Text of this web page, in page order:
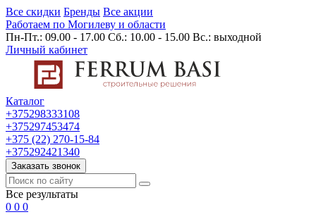
Все скидки Бренды Все акции
Работаем по Могилеву и области
Пн-Пт.: 09.00 - 17.00 Сб.: 10.00 - 15.00 Вс.: выходной
Личный кабинет
Каталог
+375298333108
+375297453474
+375 (22) 270-15-84
+375292421340
Заказать звонок
Все результаты
0 0 0